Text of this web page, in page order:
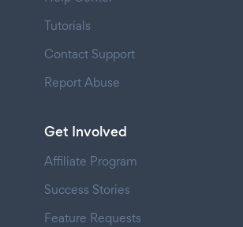
Tutorials
Contact Support
Report Abuse
Get Involved
Affiliate Program
Success Stories
Feature Requests